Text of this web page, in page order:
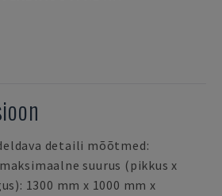
detaili mõõtmed:
suurus (pikkus x
1300 mm x 1000 mm x